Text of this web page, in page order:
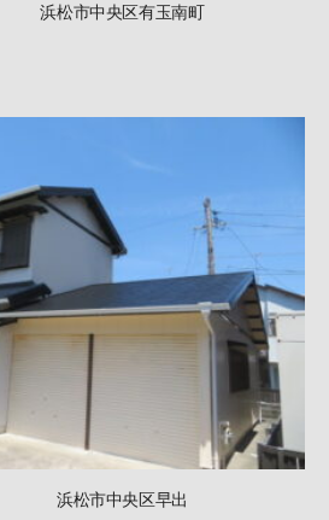
浜松市中央区有玉南町
松市中央区早出